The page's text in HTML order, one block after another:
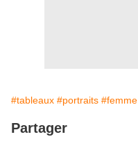
#tableaux #portraits #femme
Partager